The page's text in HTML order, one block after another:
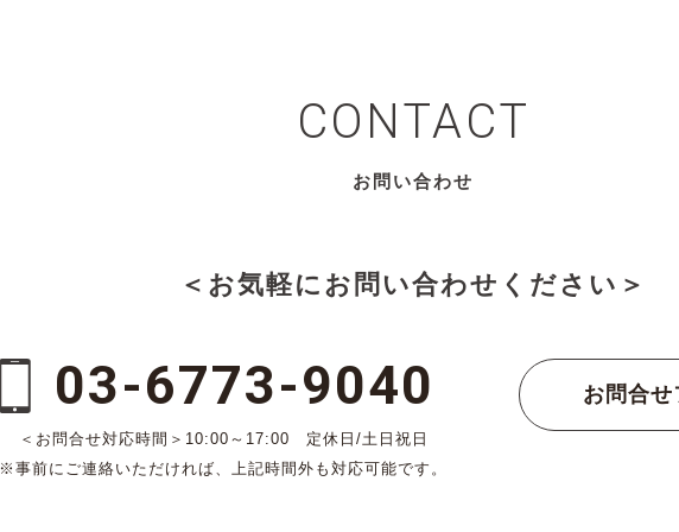
CONTACT
お問い合わせ
＜お気軽にお問い合わせください＞
03-6773-9040
＜お問合せ対応時間＞10:00～17:00 定休日/土日祝日
※事前にご連絡いただければ、上記時間外も対応可能です。
お問合